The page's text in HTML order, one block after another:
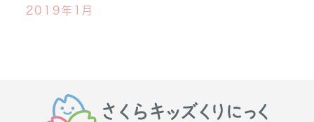
2019年1月